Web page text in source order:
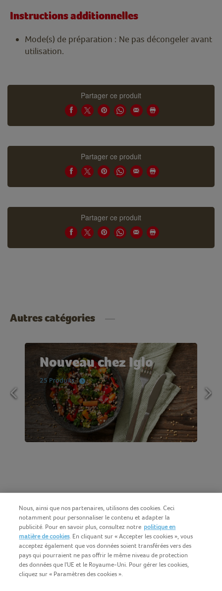
Instructions additionnelles
Mode(s) de préparation : Ne pas décongeler avant
utilisation.
Partager ce produit
Partager ce produit
Partager ce produit
Autres catégories
Nouveau chez Iglo
25 Produits
Nous, ainsi que nos partenaires, utilisons des cookies. Ceci
notamment pour personnaliser le contenu et adapter la
publicité. Pour en savoir plus, consultez notre politique en
matière de cookies. En cliquant sur « Accepter les cookies », vous
acceptez également que vos données soient transférées vers des
pays qui pourraient ne pas offrir le même niveau de protection
des données que l'UE et le Royaume-Uni. Pour gérer les cookies,
cliquez sur « Paramètres des cookies ».